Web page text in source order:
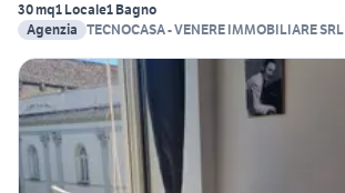
30 mq1 Locale1 Bagno
Agenzia TECNOCASA - VENERE IMMOBILIARE SRL